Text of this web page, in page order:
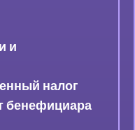
и
налог
бенефициара